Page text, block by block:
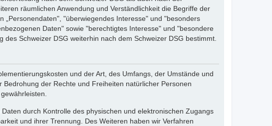
räumlichen Anwendung und Verständlichkeit die Begriffe der
„Personendaten", "überwiegendes Interesse" und "besonders
Daten" sowie "berechtigtes Interesse" und "besondere
Schweizer DSG weiterhin nach dem Schweizer DSG bestimmt.
und der Art, des Umfangs, der Umstände und
der Rechte und Freiheiten natürlicher Personen
durch Kontrolle des physischen und elektronischen Zugangs
und ihrer Trennung. Des Weiteren haben wir Verfahren